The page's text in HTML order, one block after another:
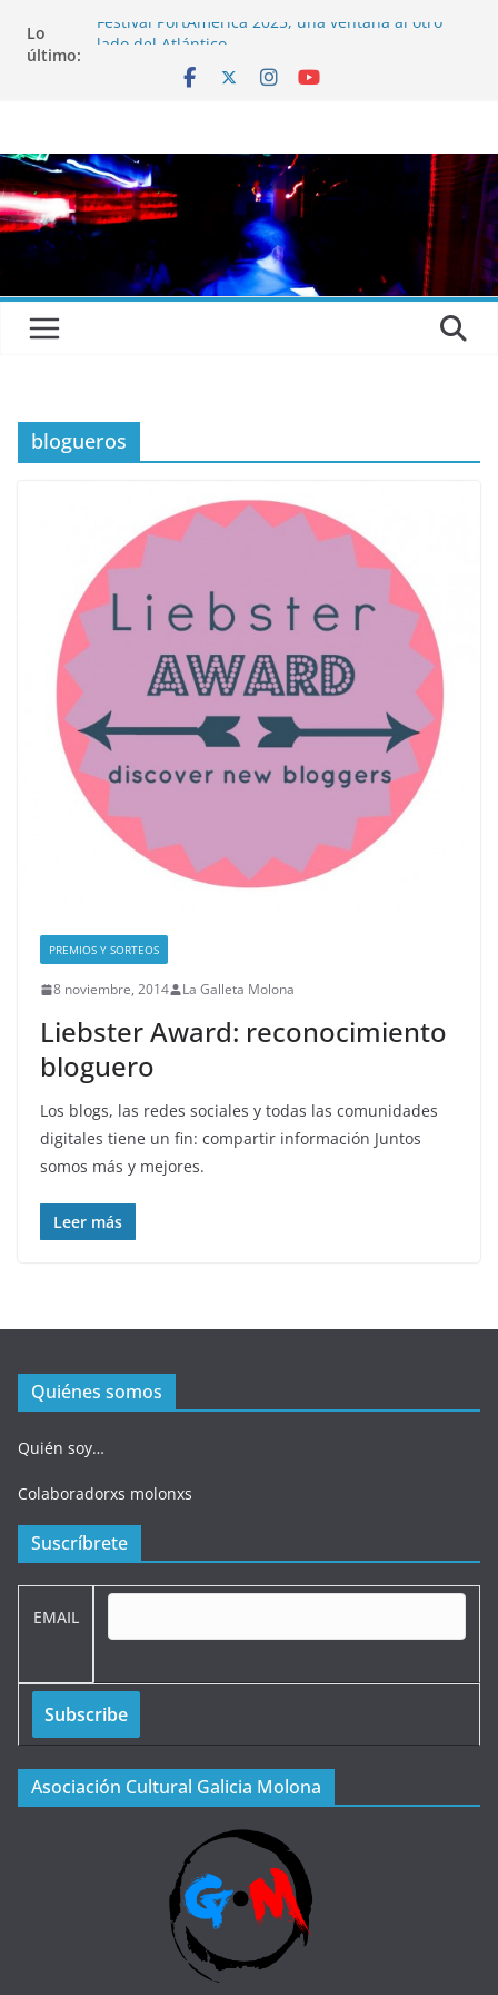
Lo
último:
Festival PortAmérica 2025, una ventana al otro
lado del Atlántico
El Atlantic Fest 2025 propone un menú musical
realmente exquisito
Entrevista a RUMIA
Entrevista a mariagrep
blogueros
PREMIOS Y SORTEOS
8 noviembre, 2014 La Galleta Molona
Liebster Award: reconocimiento
bloguero
Los blogs, las redes sociales y todas las comunidades
digitales tiene un fin: compartir información Juntos
somos más y mejores.
Leer más
Quiénes somos
Quién soy…
Colaboradorxs molonxs
Suscríbrete
EMAIL
Asociación Cultural Galicia Molona